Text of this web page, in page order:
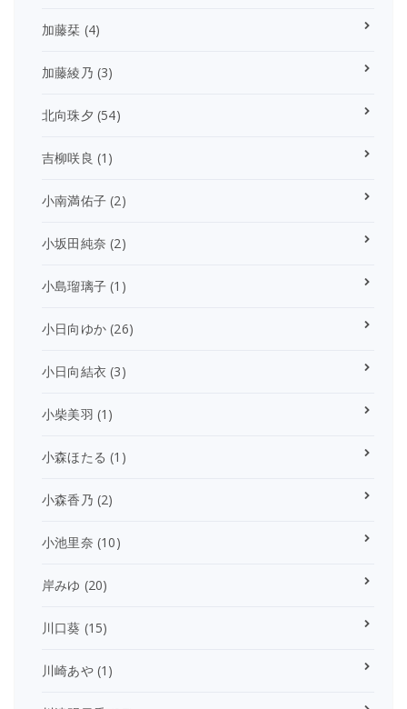
加藤栞 (4)
加藤綾乃 (3)
北向珠夕 (54)
吉柳咲良 (1)
小南満佑子 (2)
小坂田純奈 (2)
小島瑠璃子 (1)
小日向ゆか (26)
小日向結衣 (3)
小柴美羽 (1)
小森ほたる (1)
小森香乃 (2)
小池里奈 (10)
岸みゆ (20)
川口葵 (15)
川崎あや(1)